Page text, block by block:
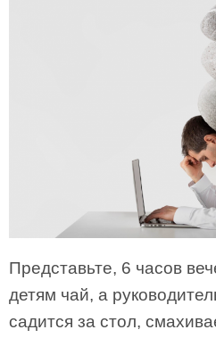
Представьте, 6 часов
детям чай, а
садится за стол,